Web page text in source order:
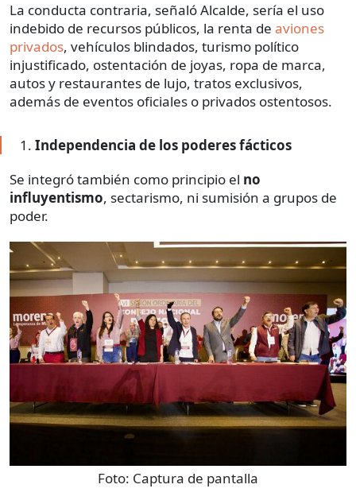
La conducta contraria, señaló Alcalde, sería el uso
indebido de recursos públicos, la renta de aviones
privados, vehículos blindados, turismo político
injustificado, ostentación de joyas, ropa de marca,
autos y restaurantes de lujo, tratos exclusivos,
además de eventos oficiales o privados ostentosos.
Independencia de los poderes fácticos
Se integró también como principio el no
influyentismo, sectarismo, ni sumisión a grupos de
poder.
Foto: Captura de pantalla